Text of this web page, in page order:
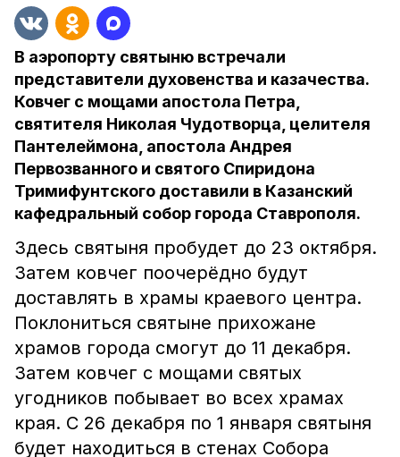
В аэропорту святыню встречали
представители духовенства и казачества.
Ковчег с мощами апостола Петра,
святителя Николая Чудотворца, целителя
Пантелеймона, апостола Андрея
Первозванного и святого Спиридона
Тримифунтского доставили в Казанский
кафедральный собор города Ставрополя.
Здесь святыня пробудет до 23 октября.
Затем ковчег поочерёдно будут
доставлять в храмы краевого центра.
Поклониться святыне прихожане
храмов города смогут до 11 декабря.
Затем ковчег с мощами святых
угодников побывает во всех храмах
края. С 26 декабря по 1 января святыня
будет находиться в стенах Собора